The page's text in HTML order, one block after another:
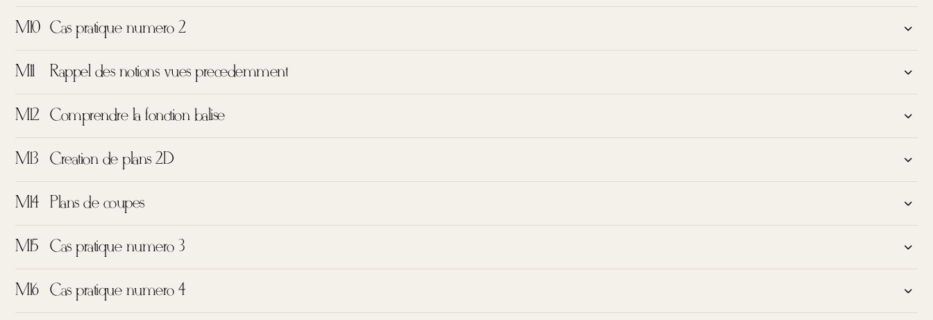
M10 Cas pratique numéro 2
M11 Rappel des notions vues précédemment
M12 Comprendre la fonction balise
M13 Création de plans 2D
M14 Plans de coupes
M15 Cas pratique numéro 3
M16 Cas pratique numéro 4